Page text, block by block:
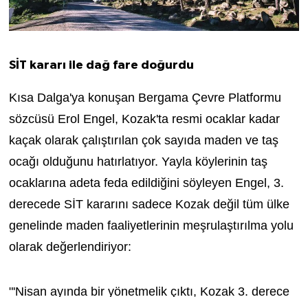
SİT kararı ile dağ fare doğurdu
Kısa Dalga'ya konuşan Bergama Çevre Platformu
sözcüsü Erol Engel, Kozak'ta resmi ocaklar kadar
kaçak olarak çalıştırılan çok sayıda maden ve taş
ocağı olduğunu hatırlatıyor. Yayla köylerinin taş
ocaklarına adeta feda edildiğini söyleyen Engel, 3.
derecede SİT kararını sadece Kozak değil tüm ülke
genelinde maden faaliyetlerinin meşrulaştırılma yolu
olarak değerlendiriyor:
"'Nisan ayında bir yönetmelik çıktı, Kozak 3. derece